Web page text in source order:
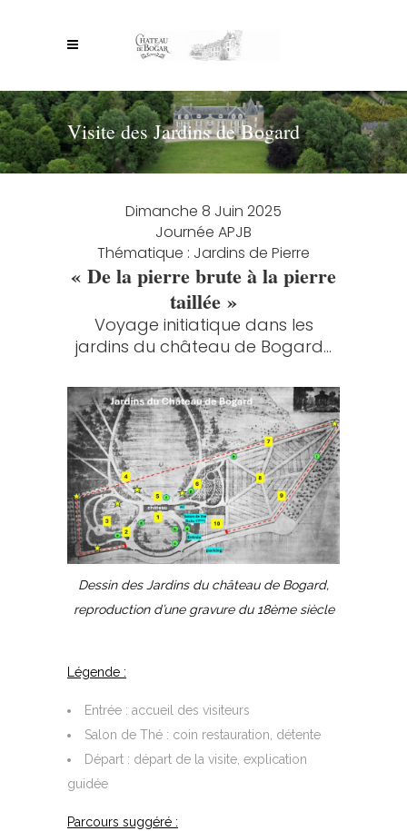
Visite des Jardins de Bogard
Dimanche 8 Juin 2025
Journée APJB
Thématique : Jardins de Pierre
« De la pierre brute à la pierre
taillée »
Voyage initiatique dans les
jardins du château de Bogard…
Dessin des Jardins du château de Bogard,
reproduction d’une gravure du 18ème siècle
Légende :
Entrée : accueil des visiteurs
Salon de Thé : coin restauration, détente
Départ : départ de la visite, explication
guidée
Parcours suggéré :